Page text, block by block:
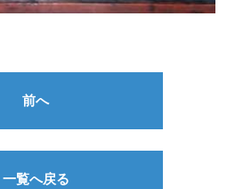
前へ
一覧へ戻る